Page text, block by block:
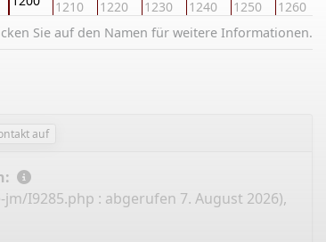
1210 1220 1230 1240 1250 1260
Sie auf den Namen für weitere Informationen.
auf
I9285.php : abgerufen 7. August 2026),